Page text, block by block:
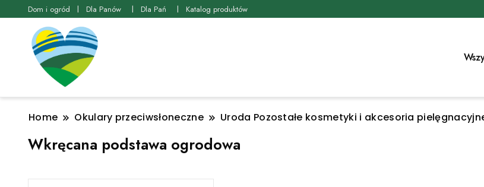
Dom i ogród Dla Panów Dla Pań Katalog produktów
Home Okulary przeciwsłoneczne Uroda Pozostałe kosmetyki i akcesoria
Wkręcana podstawa ogrodowa